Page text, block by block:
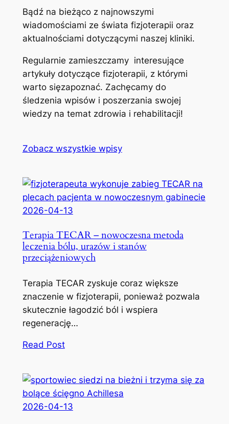
Bądź na bieżąco z najnowszymi
wiadomościami ze świata fizjoterapii oraz
aktualnościami dotyczącymi naszej kliniki.
Regularnie zamieszczamy interesujące
artykuły dotyczące fizjoterapii, z którymi
warto sięzapoznać. Zachęcamy do
śledzenia wpisów i poszerzania swojej
wiedzy na temat zdrowia i rehabilitacji!
Zobacz wszystkie wpisy
2026-04-13
Terapia TECAR – nowoczesna metoda
leczenia bólu, urazów i stanów
przeciążeniowych
Terapia TECAR zyskuje coraz większe
znaczenie w fizjoterapii, ponieważ pozwala
skutecznie łagodzić ból i wspiera
regenerację…
Read Post
2026-04-13